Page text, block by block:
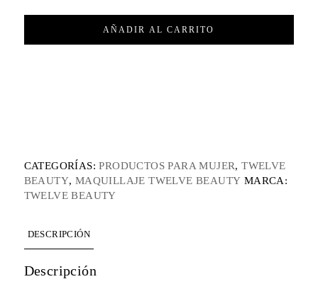
AÑADIR AL CARRITO
CATEGORÍAS:PRODUCTOS PARA MUJER,TWELVE
BEAUTY, MAQUILLAJE TWELVE BEAUTY MARCA:
TWELVE BEAUTY
DESCRIPCIÓN
Descripción